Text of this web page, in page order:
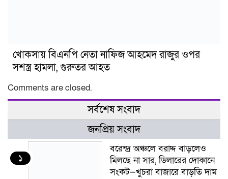
খোকসায় বিএনপি নেতা নাফিজ আহমেদ রাজুর ওপর
সশস্ত্র হামলা, গুরুতর আহত
Comments are closed.
সর্বশেষ সংবাদ
জনপ্রিয় সংবাদ
১
বরেন্দ্র অঞ্চলে বরাদ্দ বাড়লেও
মিলছে না সার, ডিলারের দোকানে
সংকট—খুচরা বাজারে বাড়তি দাম